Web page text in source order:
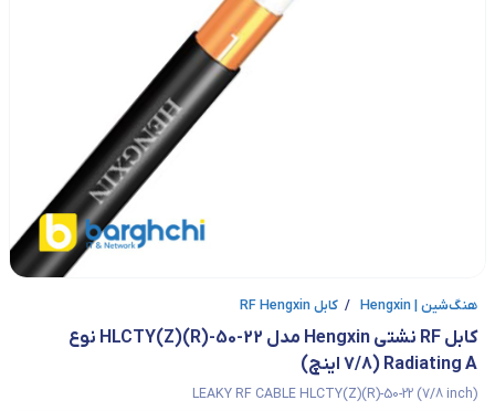
هنگ‌شین | Hengxin / کابل RF Hengxin
Radiating A (7/8 اینچ)
LEAKY RF CABLE HLCTY(Z)(R)-50-22 (7/8 inch)